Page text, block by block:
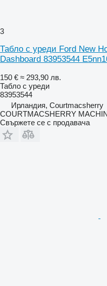
3
Табло с уреди Ford New
Dashboard 83953544
150 € ≈ 293,90 лв.
Табло с уреди
83953544
Ирландия, Courtmacsherry
COURTMACSHERRY
Свържете се с продавача